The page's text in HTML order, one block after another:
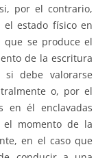
por el contrario,
estado físico en
que se produce el
de la escritura
debe valorarse
o, por el
en él enclavadas
momento de la
en el caso que